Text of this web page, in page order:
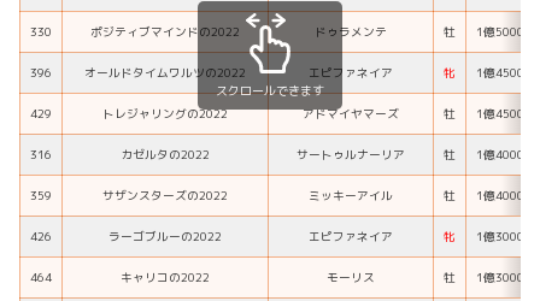
330 ポジティブマインドの2022 ドゥラメンテ 牡 1億5000万
396 オールドタイムワルツの2022 エピファネイア 牝 1億4500万
429 トレジャリングの2022 アドマイヤマーズ 牡 1億4500万
316 カゼルタの2022 サートゥルナーリア 牡 1億4000万
359 サザンスターズの2022 ミッキーアイル 牡 1億4000万
426 ラーゴブルーの2022 エピファネイア 牝 1億3000万
464 キャリコの2022 モーリス 牡 1億3000万
スクロールできます